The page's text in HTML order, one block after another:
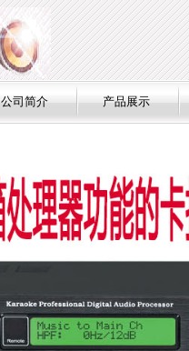
公司简介 产品展示